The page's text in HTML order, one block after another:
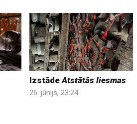
IzstādeAtstātās liesmas
26. jūnijs, 23:24